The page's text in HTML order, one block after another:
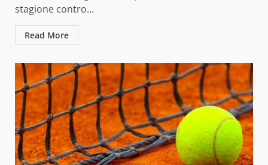
stagione contro...
Read More